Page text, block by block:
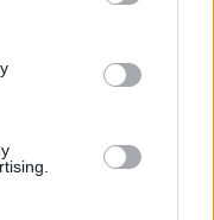
third-party tags to
in below Google
καινούρια
του Ζήση
Αρχιτεκτόνων